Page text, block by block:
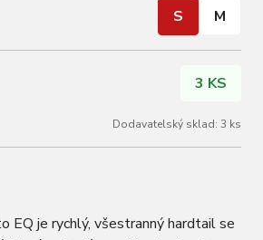
S M
3 KS
Dodavatelský sklad: 3 ks
EQ je rychlý, všestranný hardtail se